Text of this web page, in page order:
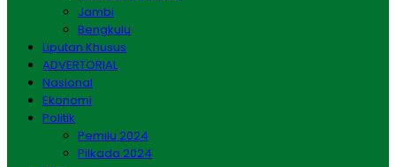
Jambi
Bengkulu
Liputan Khusus
ADVERTORIAL
Nasional
Ekonomi
Politik
Pemilu 2024
Pilkada 2024